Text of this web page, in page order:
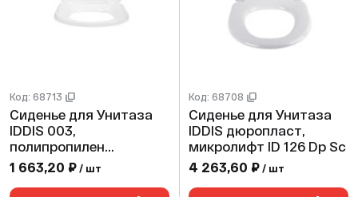
Код: 68713
Сиденье для Унитаза
IDDIS 003,
полипропилен
003PP00i31
1 663,20 ₽ / шт
Код: 68708
Сиденье для Унитаза
IDDIS дюропласт,
микролифт ID 126 Dp Sc
4 263,60 ₽ / шт